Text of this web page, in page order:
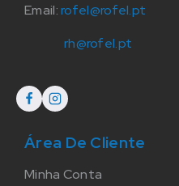
Email:rofel@rofel.pt
rh@rofel.pt
Área De Cliente
Minha Conta